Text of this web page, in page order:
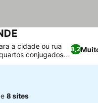
8,2
a cidade ou rua
conjugados
8 sites